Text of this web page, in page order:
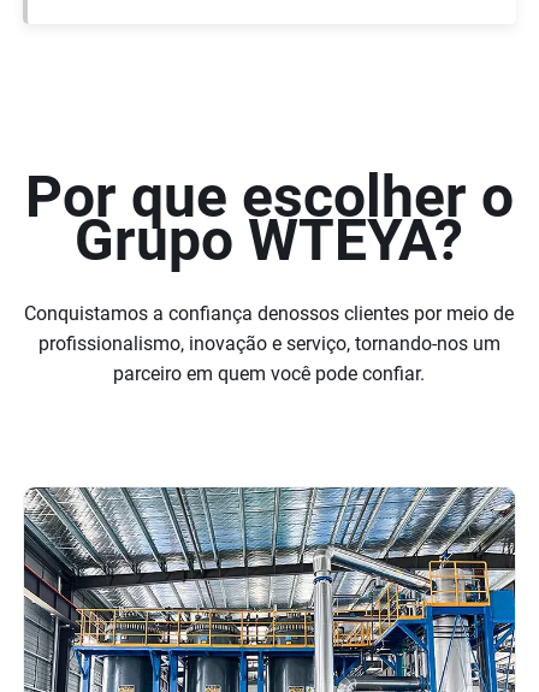
Por que escolher o
Grupo WTEYA?
Conquistamos a confiança denossos clientes por meio de
profissionalismo, inovação e serviço, tornando-nos um
parceiro em quem você pode confiar.